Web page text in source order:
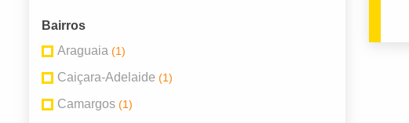
Bairros
Araguaia (1)
Caiçara-Adelaide (1)
Camargos (1)